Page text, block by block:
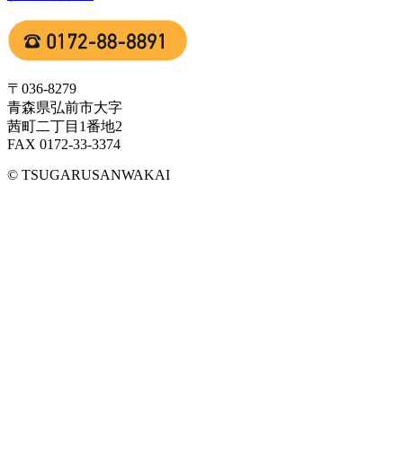
〒036-8279
青森県弘前市大字
茜町二丁目1番地2
FAX 0172-33-3374
© TSUGARUSANWAKAI